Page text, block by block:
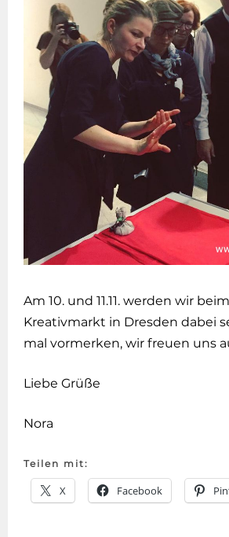
Am 10. und 11.11. werden wir
Kreativmarkt in Dresden dabei
mal vormerken, wir freuen uns
Liebe Grüße
Nora
Teilen mit:
X Facebook